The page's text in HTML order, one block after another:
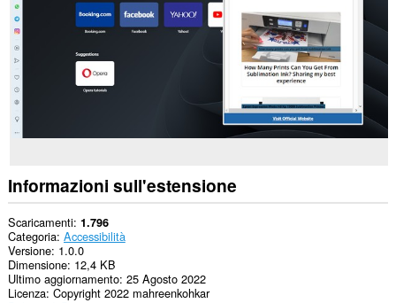
Informazioni sull'estensione
Scaricamenti 1.796
Categoria Accessibilità
Versione 1.0.0
Dimensione 12,4 KB
Ultimo aggiornamento 25 Agosto 2022
Licenza Copyright 2022 mahreenkohkar